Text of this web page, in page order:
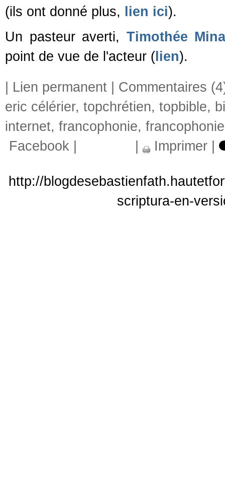
(ils ont donné plus,
lien ici).
Un pasteur averti, Timothée
point de vue de l'acteur ( lien).
Lien permanent
Commentaires
eric célérier, topchrétien, topbible,
internet, francophonie,
Facebook
Imprimer
http://
scriptura-en-